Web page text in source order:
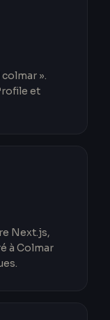
».
et
Next.js,
à Colmar